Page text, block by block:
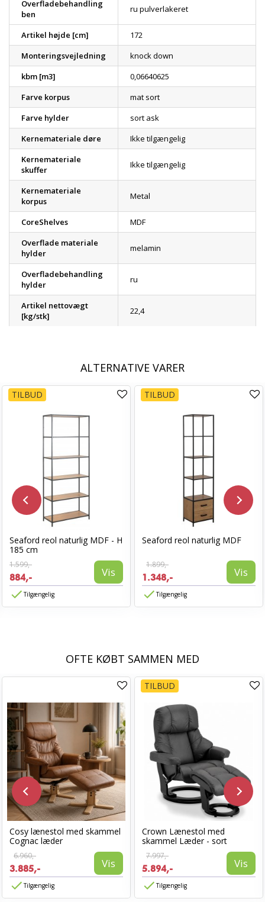
Overfladebehandling
ben
ru pulverlakeret
Artikel højde [cm]
172
Monteringsvejledning
knock down
kbm [m3]
0,06640625
Farve korpus
mat sort
Farve hylder
sort ask
Kernemateriale døre
Ikke tilgængelig
Kernemateriale
skuffer
Ikke tilgængelig
Kernemateriale
korpus
Metal
CoreShelves
MDF
Overflade materiale
hylder
melamin
Overfladebehandling
hylder
ru
Artikel nettovægt
[kg/stk]
22,4
ALTERNATIVE VARER
TILBUD
Seaford reol naturlig MDF - H
185 cm
1.599,-
884,- Vis
Tilgængelig
TILBUD
Seaford reol naturlig MDF
1.899,-
1.348,- Vis
Tilgængelig
OFTE KØBT SAMMEN MED
Cosy lænestol med skammel
Cognac læder
6.960,-
3.885,- Vis
Tilgængelig
TILBUD
Crown Lænestol med
skammel Læder - sort
7.997,-
5.894,- Vis
Tilgængelig